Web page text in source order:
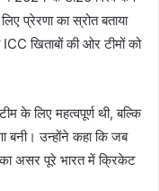
प्रेरणा का स्रोत बताया
ICC खिताबों की ओर टीमों को
के लिए महत्वपूर्ण थी, बल्कि
बनी। उन्होंने कहा कि जब
असर पूरे भारत में क्रिकेट